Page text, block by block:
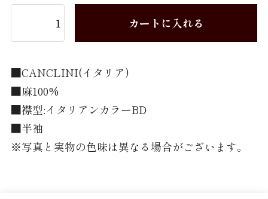
Weba
FILTEX
LEGGIUNO
Brembana
カートに入れる
■CANCLINI(イタリア)
■麻100%
■襟型:イタリアンカラーBD
■半袖
※写真と実物の色味は異なる場合がございます。